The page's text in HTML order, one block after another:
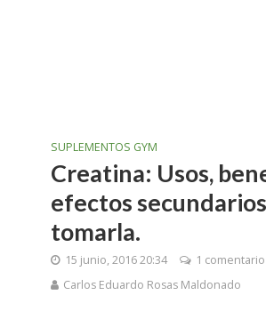
SUPLEMENTOS GYM
Creatina: Usos,
efectos
tomarla.
15 junio, 2016 20:34
1 comentario
Carlos Eduardo Rosas Maldonado